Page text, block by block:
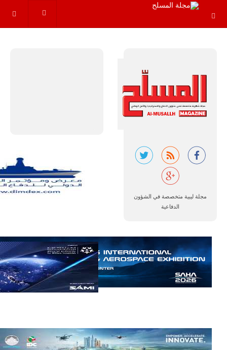
مجلة ليبية متخصصة في الشؤون
الدفاعية
الخفيف
والتدريب
المتقدم "A-29
للمزيد